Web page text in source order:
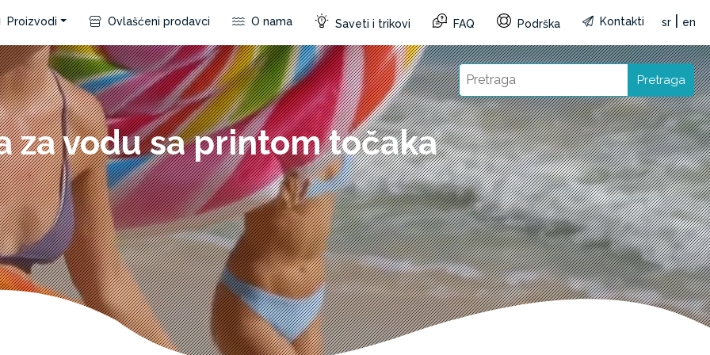
Proizvodi Ovlašćeni prodavci O nama Saveti i trikovi FAQ Podrška Kontakti sr en
Pretraga
za vodu sa printom točaka